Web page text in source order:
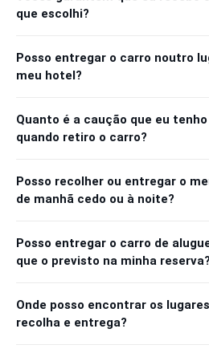
que escolhi?
Posso entregar o carro noutro
meu hotel?
Quanto é a caução que eu
quando retiro o carro?
Posso recolher ou entregar o
de manhã cedo ou à noite?
Posso entregar o carro de
que o previsto na minha reserva?
Onde posso encontrar os
recolha e entrega?